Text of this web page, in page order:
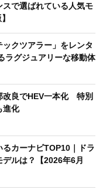
スで選ばれている人気モ
クツアラー」をレンタ
ラグジュアリーな移動体
改良でHEV一本化 特別
進化
るカーナビTOP10｜ドラ
ルは？【2026年6月